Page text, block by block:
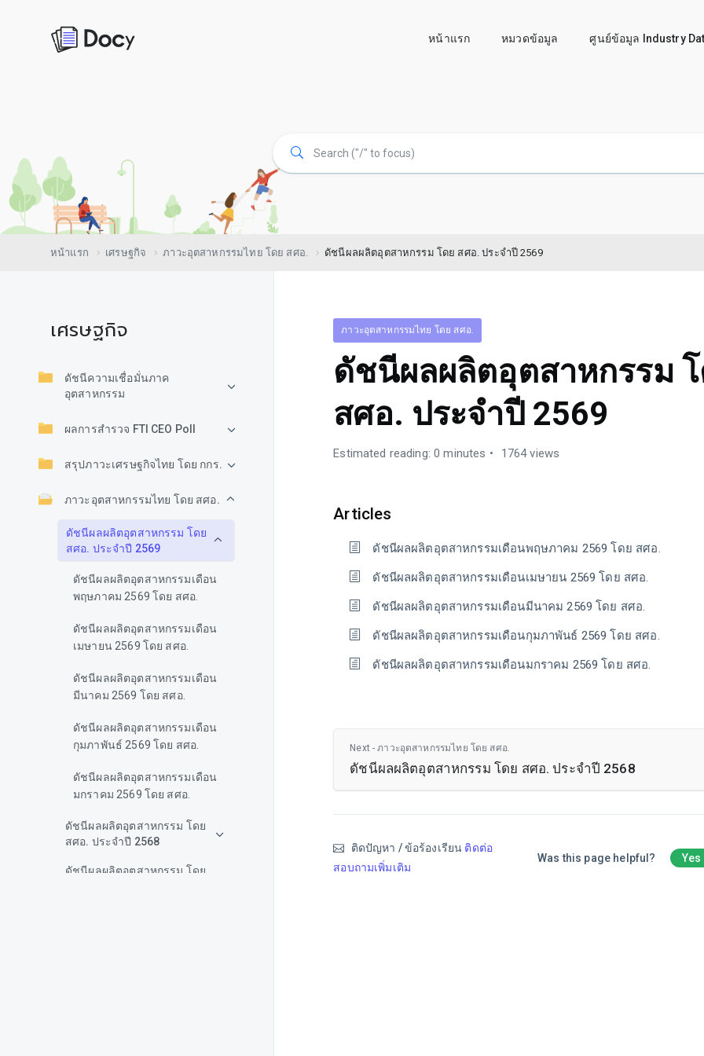
หน้าแรก หมวดข้อมูล ศูนย์ข้อมูล Industry
หน้าแรก เศรษฐกิจ ภาวะอุตสาหกรรมไทย โดย สศอ. ดัชนีผลผลิตอุตสาหกรรม โดย สศอ. ประจำปี 2569
เศรษฐกิจ
ดัชนีความเชื่อมั่นภาค
อุตสาหกรรม
ผลการสำรวจ FTI CEO Poll
สรุปภาวะเศรษฐกิจไทย โดย กกร.
ภาวะอุตสาหกรรมไทย โดย สศอ.
ดัชนีผลผลิตอุตสาหกรรม โดย
สศอ. ประจำปี 2569
ดัชนีผลผลิตอุตสาหกรรมเดือน
พฤษภาคม 2569 โดย สศอ.
ดัชนีผลผลิตอุตสาหกรรมเดือน
เมษายน 2569 โดย สศอ.
ดัชนีผลผลิตอุตสาหกรรมเดือน
มีนาคม 2569 โดย สศอ.
ดัชนีผลผลิตอุตสาหกรรมเดือน
กุมภาพันธ์ 2569 โดย สศอ.
ดัชนีผลผลิตอุตสาหกรรมเดือน
มกราคม 2569 โดย สศอ.
ดัชนีผลผลิตอุตสาหกรรม โดย
สศอ. ประจำปี 2568
ดัชนีผลผลิตอุตสาหกรรม โดย
ภาวะอุตสาหกรรมไทย โดย สศอ.
ดัชนีผลผลิตอุตสาหกรรม
สศอ. ประจำปี 2569
Estimated reading: 0 minutes 1764 views
Articles
ดัชนีผลผลิตอุตสาหกรรมเดือนพฤษภาคม 2569 โดย สศอ.
ดัชนีผลผลิตอุตสาหกรรมเดือนเมษายน 2569 โดย สศอ.
ดัชนีผลผลิตอุตสาหกรรมเดือนมีนาคม 2569 โดย สศอ.
ดัชนีผลผลิตอุตสาหกรรมเดือนกุมภาพันธ์ 2569 โดย สศอ.
ดัชนีผลผลิตอุตสาหกรรมเดือนมกราคม 2569 โดย สศอ.
Next - ภาวะอุตสาหกรรมไทย โดย สศอ.
ดัชนีผลผลิตอุตสาหกรรม โดย สศอ. ประจำปี 2568
ติดปัญหา / ข้อร้องเรียน ติดต่อ
สอบถามเพิ่มเติม
Was this page helpful? Yes